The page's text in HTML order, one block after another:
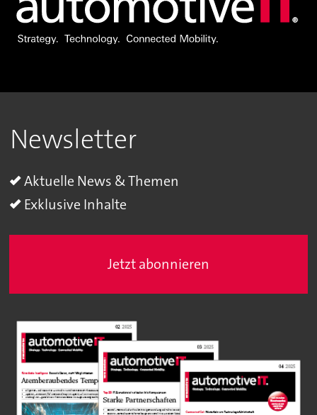
Newsletter
Aktuelle News & Themen
Exklusive Inhalte
Jetzt abonnieren